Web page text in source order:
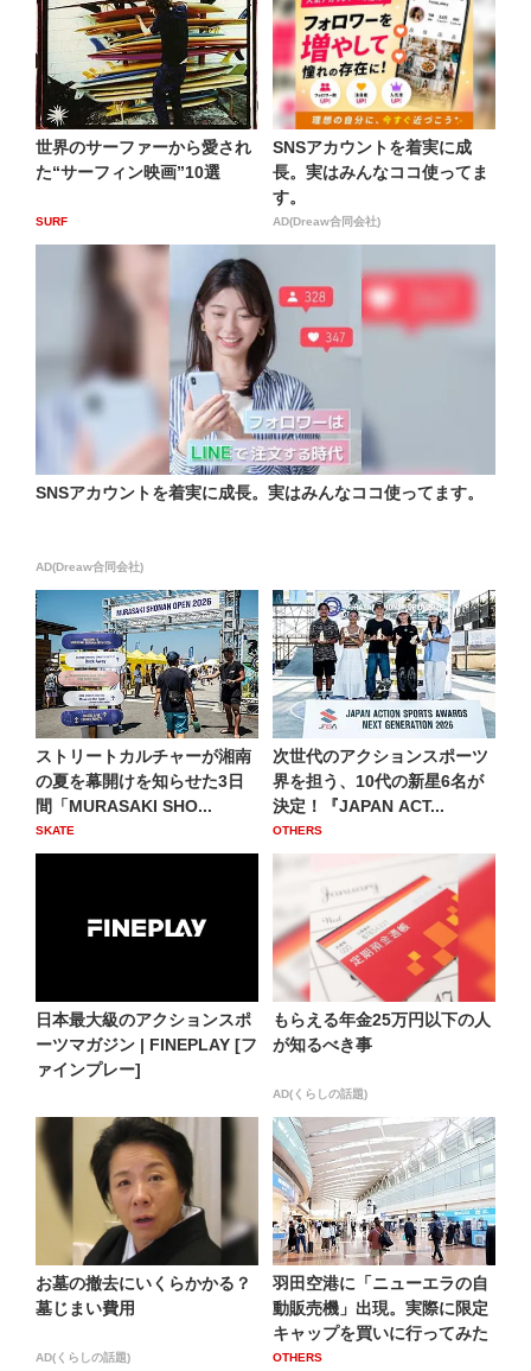
世界のサーファーから愛され
た“サーフィン映画”10選
SURF
SNSアカウントを着実に成
長。実はみんなココ使ってま
す。
AD(Dreaw合同会社)
SNSアカウントを着実に成長。実はみんなココ使ってます。
AD(Dreaw合同会社)
ストリートカルチャーが湘南
の夏を幕開けを知らせた3日
間「MURASAKI SHO...
SKATE
次世代のアクションスポーツ
界を担う、10代の新星6名が
決定！『JAPAN ACT...
OTHERS
日本最大級のアクションスポ
ーツマガジン | FINEPLAY [フ
ァインプレー]
もらえる年金25万円以下の人
が知るべき事
AD(くらしの話題)
お墓の撤去にいくらかかる？
墓じまい費用
AD(くらしの話題)
羽田空港に「ニューエラの自
動販売機」出現。実際に限定
キャップを買いに行ってみた
OTHERS